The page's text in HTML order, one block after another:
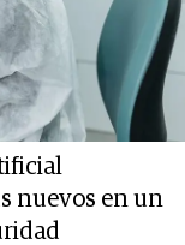
nuevos en un